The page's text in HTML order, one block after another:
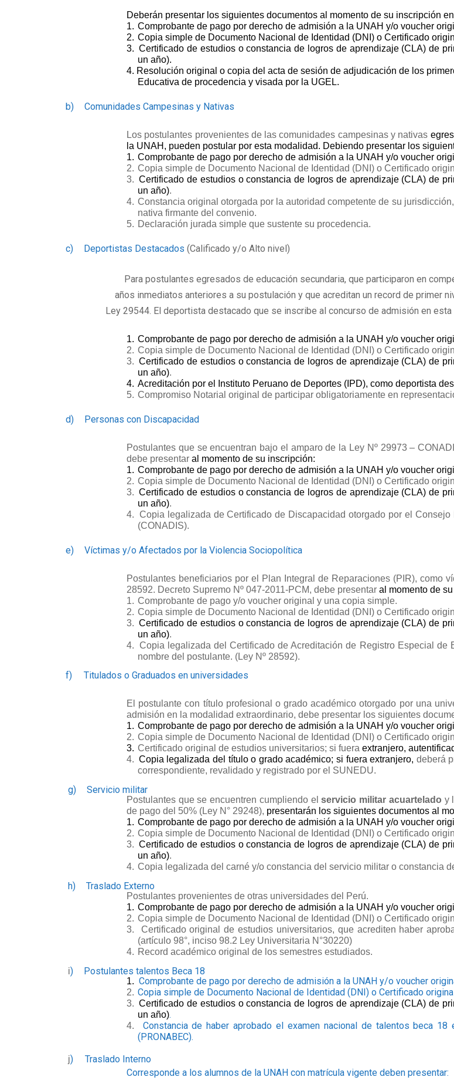
Deberán presentar los siguientes documentos al momento de su inscripción
1. Comprobante de pago por derecho de admisión a la UNAH y/o voucher
2. Copia simple de Documento Nacional de Identidad (DNI) o Certificado
3. Certificado de estudios o constancia de logros de aprendizaje (CLA) de
un año).
4. Resolución original o copia del acta de sesión de adjudicación de los
Educativa de procedencia y visada por la UGEL.
b) Comunidades Campesinas y Nativas
Los postulantes provenientes de las comunidades campesinas y nativas
la UNAH, pueden postular por esta modalidad. Debiendo presentar los
1. Comprobante de pago por derecho de admisión a la UNAH y/o voucher
2. Copia simple de Documento Nacional de Identidad (DNI) o Certificado
3. Certificado de estudios o constancia de logros de aprendizaje (CLA) de
un año).
4. Constancia original otorgada por la autoridad competente de su
nativa firmante del convenio.
5. Declaración jurada simple que sustente su procedencia.
c) Deportistas Destacados (Calificado y/o Alto nivel)
Para postulantes egresados de educación secundaria, que participaron en
años inmediatos anteriores a su postulación y que acreditan un record de primer
Ley 29544. El deportista destacado que se inscribe al concurso de admisión en esta
1. Comprobante de pago por derecho de admisión a la UNAH y/o voucher
2. Copia simple de Documento Nacional de Identidad (DNI) o Certificado
3. Certificado de estudios o constancia de logros de aprendizaje (CLA) de
un año).
4. Acreditación por el Instituto Peruano de Deportes (IPD), como deportista
5. Compromiso Notarial original de participar obligatoriamente en
d) Personas con Discapacidad
Postulantes que se encuentran bajo el amparo de la Ley Nº 29973 –
debe presentar al momento de su inscripción:
1. Comprobante de pago por derecho de admisión a la UNAH y/o voucher
2. Copia simple de Documento Nacional de Identidad (DNI) o Certificado
3. Certificado de estudios o constancia de logros de aprendizaje (CLA) de
un año).
4. Copia legalizada de Certificado de Discapacidad otorgado por el
(CONADIS).
e) Víctimas y/o Afectados por la Violencia Sociopolítica
Postulantes beneficiarios por el Plan Integral de Reparaciones (PIR), como
28592. Decreto Supremo Nº 047-2011-PCM, debe presentar al momento de
1. Comprobante de pago y/o voucher original y una copia simple.
2. Copia simple de Documento Nacional de Identidad (DNI) o Certificado
3. Certificado de estudios o constancia de logros de aprendizaje (CLA) de
un año).
4. Copia legalizada del Certificado de Acreditación de Registro Especial
nombre del postulante. (Ley Nº 28592).
f) Titulados o Graduados en universidades
El postulante con título profesional o grado académico otorgado por una
admisión en la modalidad extraordinario, debe presentar los siguientes
1. Comprobante de pago por derecho de admisión a la UNAH y/o voucher
2. Copia simple de Documento Nacional de Identidad (DNI) o Certificado
3. Certificado original de estudios universitarios; si fuera extranjero,
4. Copia legalizada del título o grado académico; si fuera extranjero, deberá
correspondiente, revalidado y registrado por el SUNEDU.
g) Servicio militar
Postulantes que se encuentren cumpliendo elservicio militar acuartelado y
de pago del 50% (Ley N° 29248), presentarán los siguientes documentos al
1. Comprobante de pago por derecho de admisión a la UNAH y/o voucher
2. Copia simple de Documento Nacional de Identidad (DNI) o Certificado
3. Certificado de estudios o constancia de logros de aprendizaje (CLA) de
un año).
4. Copia legalizada del carné y/o constancia del servicio militar o constancia
h) Traslado Externo
Postulantes provenientes de otras universidades del Perú.
1. Comprobante de pago por derecho de admisión a la UNAH y/o voucher
2. Copia simple de Documento Nacional de Identidad (DNI) o Certificado
3.
Certificado original de estudios universitarios, que acrediten haber
(artículo 98°, inciso 98.2 Ley Universitaria N°30220)
4. Record académico original de los semestres estudiados.
i) Postulantes talentos Beca 18
1. Comprobante de pago por derecho de admisión a la UNAH y/o voucher
2. Copia simple de Documento Nacional de Identidad (DNI) o Certificado
3. Certificado de estudios o constancia de logros de aprendizaje (CLA) de
un año).
4.
Constancia de haber aprobado el examen nacional de talentos beca
(PRONABEC).
j)
Traslado Interno
Corresponde a los alumnos de la UNAH con matrícula vigente deben presentar: